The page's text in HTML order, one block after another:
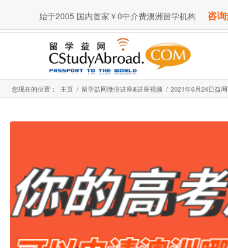
始于2005 国内首家￥0中介费澳洲留学机构 咨
您现在的位置： 主页 / 留学益网微信讲座&讲座视频 / 2021年6月24日益